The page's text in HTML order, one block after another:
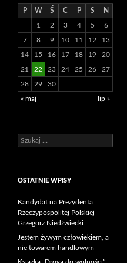
P W Ś C P S N
1 2 3 4 5 6
7 8 9 10 11 12 13
14 15 16 17 18 19 20
21 22 23 24 25 26 27
28 29 30
« maj lip »
Szukaj:
OSTATNIE WPISY
Kandydat na Prezydenta
Rzeczypospolitej Polskiej
Grzegorz Niedźwiecki
Jestem żywym człowiekiem, a
nie towarem handlowym